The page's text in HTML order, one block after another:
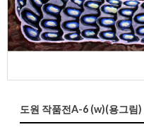
도원 작품전A-6 (w)(용그림